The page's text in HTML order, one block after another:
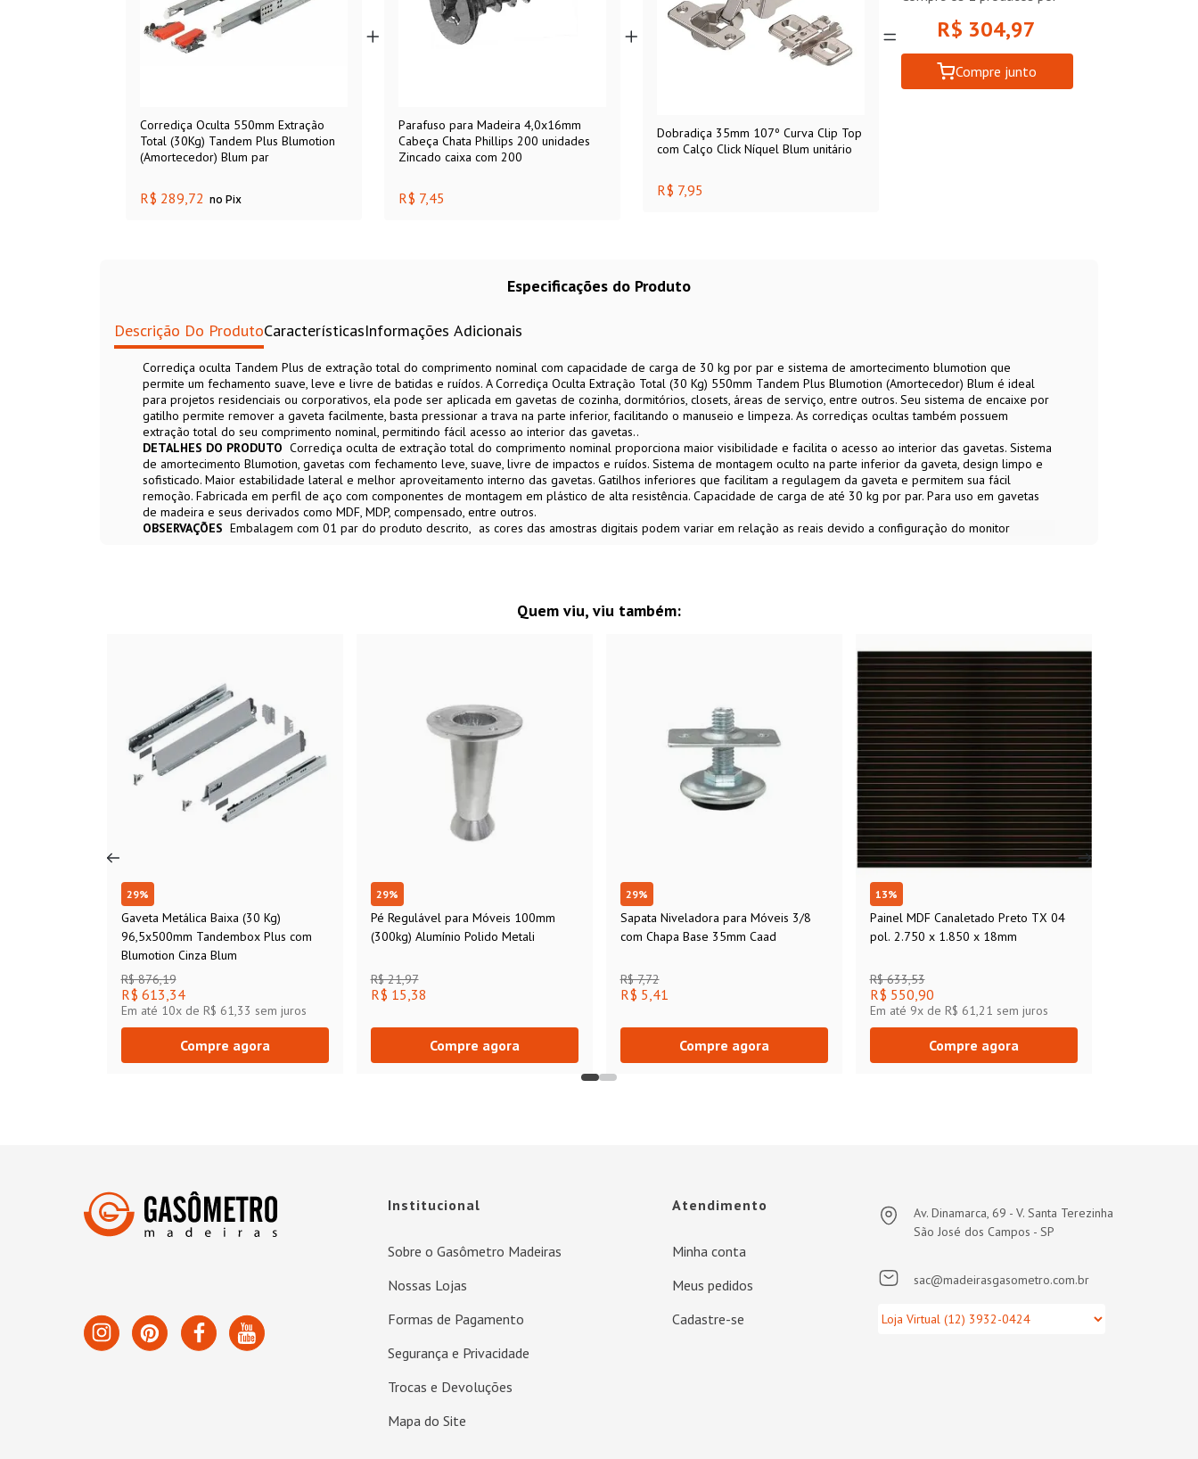
Corrediça Oculta 550mm Extração
Total (30Kg) Tandem Plus Blumotion
(Amortecedor) Blum par
R$ 289,72 no Pix
Parafuso para Madeira 4,0x16mm
Cabeça Chata Phillips 200 unidades
Zincado caixa com 200
R$ 7,45
Dobradiça 35mm 107º Curva Clip Top
com Calço Click Níquel Blum unitário
R$ 7,95
R$ 304,97
Compre junto
Especificações do Produto
Descrição Do ProdutoCaracterísticasInformações Adicionais
Corrediça oculta Tandem Plus de extração total do comprimento nominal com capacidade de carga de 30 kg por par e sistema de amortecimento blumotion que
permite um fechamento suave, leve e livre de batidas e ruídos. A Corrediça Oculta Extração Total (30 Kg) 550mm Tandem Plus Blumotion (Amortecedor) Blum é ideal
para projetos residenciais ou corporativos, ela pode ser aplicada em gavetas de cozinha, dormitórios, closets, áreas de serviço, entre outros. Seu sistema de encaixe por
gatilho permite remover a gaveta facilmente, basta pressionar a trava na parte inferior, facilitando o manuseio e limpeza. As corrediças ocultas também possuem
extração total do seu comprimento nominal, permitindo fácil acesso ao interior das gavetas..
DETALHES DO PRODUTO Corrediça oculta de extração total do comprimento nominal proporciona maior visibilidade e facilita o acesso ao interior das gavetas. Sistema
de amortecimento Blumotion, gavetas com fechamento leve, suave, livre de impactos e ruídos. Sistema de montagem oculto na parte inferior da gaveta, design limpo e
sofisticado. Maior estabilidade lateral e melhor aproveitamento interno das gavetas. Gatilhos inferiores que facilitam a regulagem da gaveta e permitem sua fácil
remoção. Fabricada em perfil de aço com componentes de montagem em plástico de alta resistência. Capacidade de carga de até 30 kg por par. Para uso em gavetas
de madeira e seus derivados como MDF, MDP, compensado, entre outros.
OBSERVAÇÕES Embalagem com 01 par do produto descrito as cores das amostras digitais podem variar em relação as reais devido a configuração do monitor
Quem viu, viu também:
29%
Gaveta Metálica Baixa (30 Kg)
96,5x500mm Tandembox Plus com
Blumotion Cinza Blum
R$ 876,19
R$ 613,34
Em até 10x de R$ 61,33 sem juros
Compre agora
29%
Pé Regulável para Móveis 100mm
(300kg) Alumínio Polido Metali
R$ 21,97
R$ 15,38
Compre agora
29%
Sapata Niveladora para Móveis 3/8
com Chapa Base 35mm Caad
R$ 7,72
R$ 5,41
Compre agora
13%
Painel MDF Canaletado Preto TX 04
pol. 2.750 x 1.850 x 18mm
R$ 633,53
R$ 550,90
Em até 9x de R$ 61,21 sem juros
Compre agora
Institucional
Sobre o Gasômetro Madeiras
Nossas Lojas
Formas de Pagamento
Segurança e Privacidade
Trocas e Devoluções
Mapa do Site
Atendimento
Minha conta
Meus pedidos
Cadastre-se
Av. Dinamarca, 69 - V. Santa Terezinha
São José dos Campos - SP
sac@madeirasgasometro.com.br